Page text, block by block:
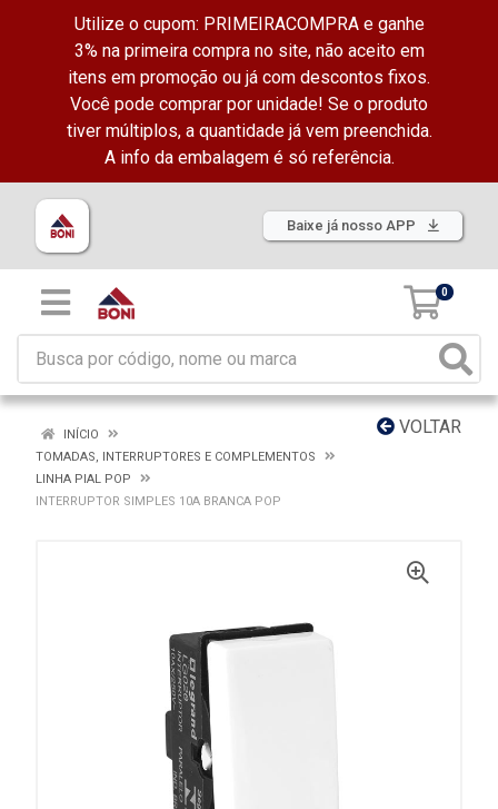
Utilize o cupom: PRIMEIRACOMPRA e ganhe
3% na primeira compra no site, não aceito em
itens em promoção ou já com descontos fixos.
Você pode comprar por unidade! Se o produto
tiver múltiplos, a quantidade já vem preenchida.
A info da embalagem é só referência.
Baixe já nosso APP
0
VOLTAR
INÍCIO
TOMADAS, INTERRUPTORES E COMPLEMENTOS
LINHA PIAL POP
INTERRUPTOR SIMPLES 10A BRANCA POP